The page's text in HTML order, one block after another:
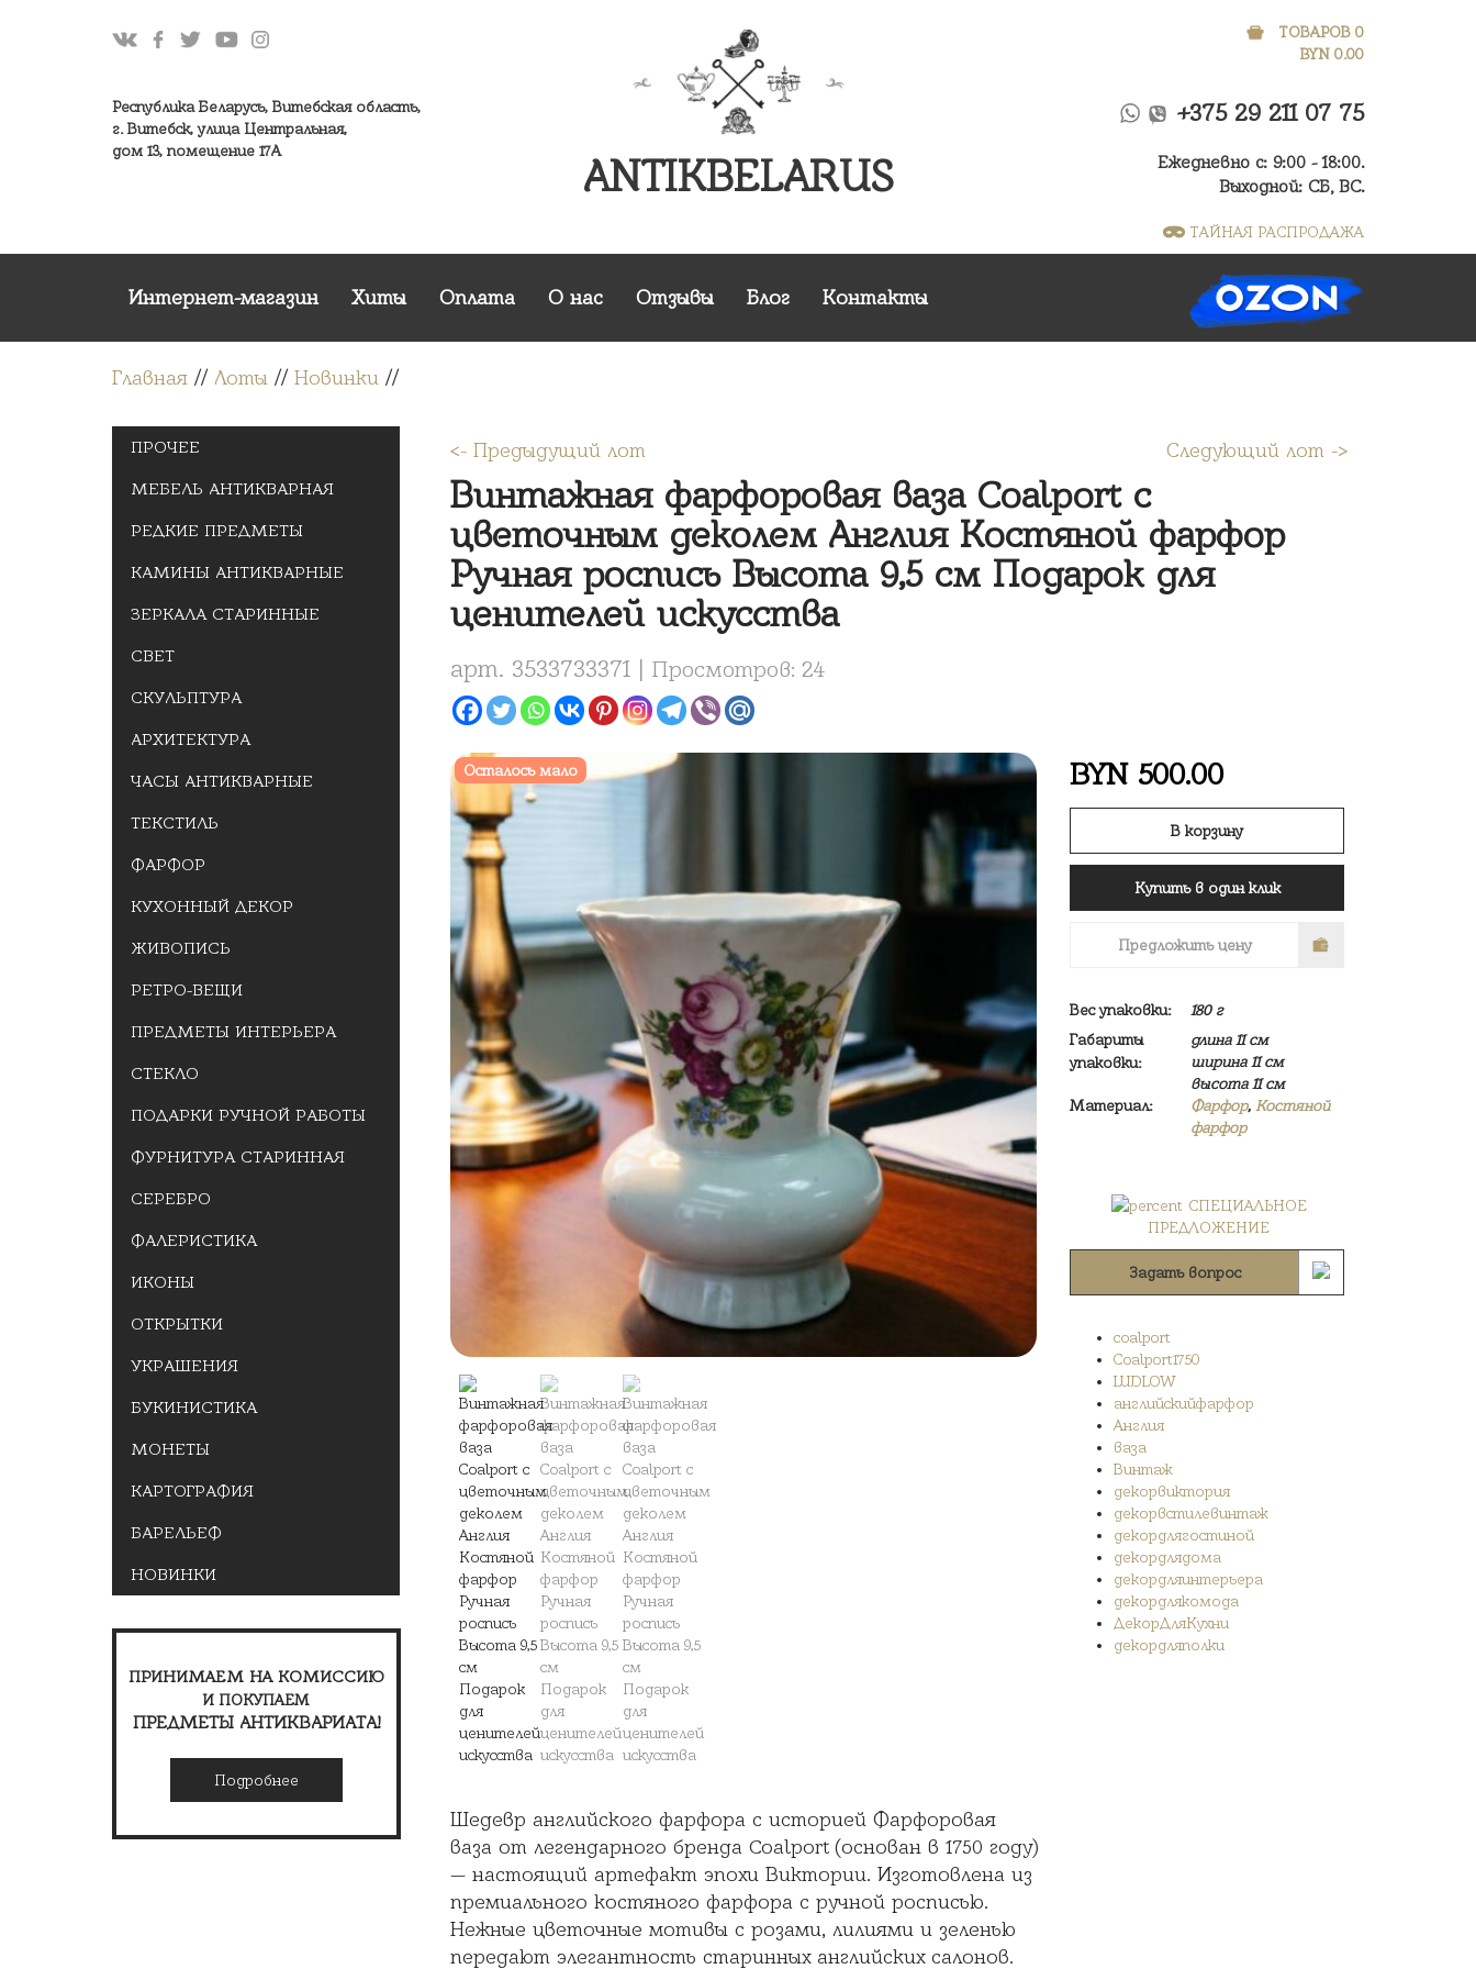
Республика Беларусь, Витебская область,
г. Витебск, улица Центральная,
дом 13, помещение 17А
ANTIKBELARUS
ТОВАРОВ 0
BYN 0.00
+375 29 211 07 75
Ежедневно с: 9:00 - 18:00.
Выходной: СБ, ВС.
ТАЙНАЯ РАСПРОДАЖА
Интернет-магазин Хиты Оплата О нас Отзывы Блог Контакты
Главная // Лоты // Новинки //
ПРОЧЕЕ
МЕБЕЛЬ АНТИКВАРНАЯ
РЕДКИЕ ПРЕДМЕТЫ
КАМИНЫ АНТИКВАРНЫЕ
ЗЕРКАЛА СТАРИННЫЕ
СВЕТ
СКУЛЬПТУРА
АРХИТЕКТУРА
ЧАСЫ АНТИКВАРНЫЕ
ТЕКСТИЛЬ
ФАРФОР
КУХОННЫЙ ДЕКОР
ЖИВОПИСЬ
РЕТРО-ВЕЩИ
ПРЕДМЕТЫ ИНТЕРЬЕРА
СТЕКЛО
ПОДАРКИ РУЧНОЙ РАБОТЫ
ФУРНИТУРА СТАРИННАЯ
СЕРЕБРО
ФАЛЕРИСТИКА
ИКОНЫ
ОТКРЫТКИ
УКРАШЕНИЯ
БУКИНИСТИКА
МОНЕТЫ
КАРТОГРАФИЯ
БАРЕЛЬЕФ
НОВИНКИ
ПРИНИМАЕМ НА КОМИССИЮ
И ПОКУПАЕМ
ПРЕДМЕТЫ АНТИКВАРИАТА!
Подробнее
<- Предыдущий лот Следующий лот ->
Винтажная фарфоровая ваза Coalport с
цветочным деколем Англия Костяной фарфор
Ручная роспись Высота 9,5 см Подарок для
ценителей искусства
арт. 3533733371 | Просмотров: 24
Осталось мало
Шедевр английского фарфора с историей Фарфоровая
ваза от легендарного бренда Coalport (основан в 1750 году)
— настоящий артефакт эпохи Виктории. Изготовлена из
премиального костяного фарфора с ручной росписью.
Нежные цветочные мотивы с розами, лилиями и зеленью
передают элегантность старинных английских салонов.
BYN500.00
В корзину
Купить в один клик
Предложить цену
Вес упаковки:
180 г
Габариты
упаковки:
длина 11 см
ширина 11 см
высота 11 см
Материал:
Фарфор, Костяной
фарфор
СПЕЦИАЛЬНОЕ
ПРЕДЛОЖЕНИЕ
Задать вопрос
coalport
Coalport1750
LUDLOW
английскийфарфор
Англия
ваза
Винтаж
декорвиктория
декорвстилевинтаж
декордлягостиной
декордлядома
декордляинтерьера
декордлякомода
ДекорДляКухни
декордляполки